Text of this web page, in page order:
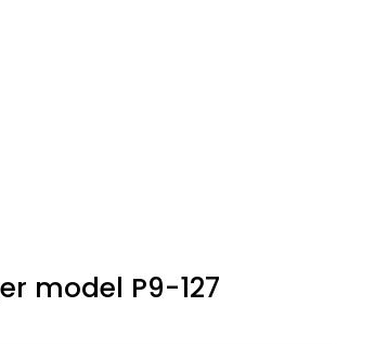
model P9-127